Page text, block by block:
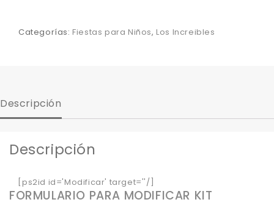
Categorías: Fiestas para Niños, Los Increibles
Descripción
Descripción
[ps2id id='Modificar' target=''/]
FORMULARIO PARA MODIFICAR KIT